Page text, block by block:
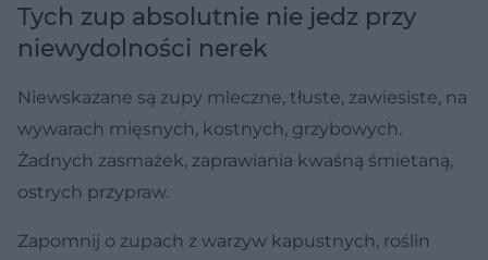
Tych zup absolutnie nie jedz przy
niewydolności nerek
Niewskazane są zupy mleczne, tłuste, zawiesiste, na
wywarach mięsnych, kostnych, grzybowych.
Żadnych zasmażek, zaprawiania kwaśną śmietaną,
ostrych przypraw.
Zapomnij o zupach z warzyw kapustnych, roślin